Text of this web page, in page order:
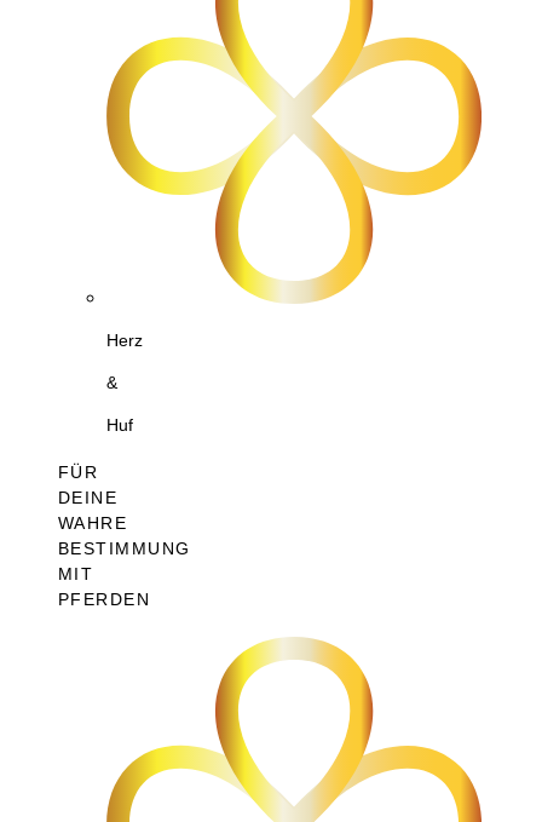
Herz
&
Huf
FÜR
DEINE
WAHRE
BESTIMMUNG
MIT
PFERDEN